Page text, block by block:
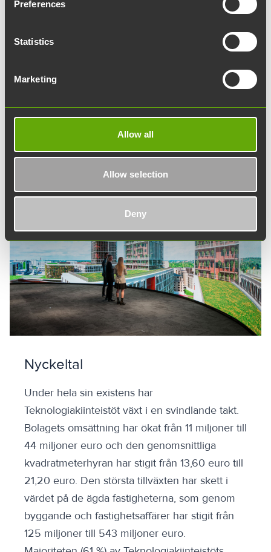
Preferences
Statistics
Marketing
Allow all
Allow selection
Deny
Bolagets övriga ägare är Åbo stad och Åbo
Nyckeltal
Under hela sin existens har
Teknologiakiinteistöt växt i en svindlande takt.
Bolagets omsättning har ökat från 11 miljoner till
44 miljoner euro och den genomsnittliga
kvadratmeterhyran har stigit från 13,60 euro till
21,20 euro. Den största tillväxten har skett i
värdet på de ägda fastigheterna, som genom
byggande och fastighetsaffärer har stigit från
125 miljoner till 543 miljoner euro.